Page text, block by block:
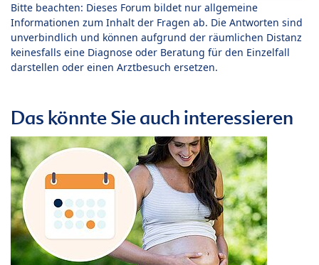
Bitte beachten: Dieses Forum bildet nur allgemeine
Informationen zum Inhalt der Fragen ab. Die Antworten sind
unverbindlich und können aufgrund der räumlichen Distanz
keinesfalls eine Diagnose oder Beratung für den Einzelfall
darstellen oder einen Arztbesuch ersetzen.
Das könnte Sie auch interessieren